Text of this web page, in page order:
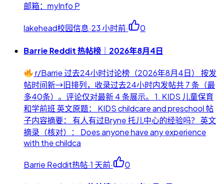
邮箱：myInfo P
lakehead校园信息·23 小时前· 0
Barrie Reddit 热帖榜｜2026年8月4日
r/Barrie 过去24小时讨论榜（2026年8月4日） 按发
帖时间新→旧排列，收录过去24小时内发帖共 7 条（最
多40条）。评论仅对最新 4 条展示。 1. KIDS 儿童保育
和学前班 英文原题： KIDS childcare and preschool 帖
子内容摘要： 有人有过Bryne 托儿中心的经验吗？ 英文
摘录（核对）： Does anyone have any experience
with the childca
Barrie Reddit热帖·1 天前· 0